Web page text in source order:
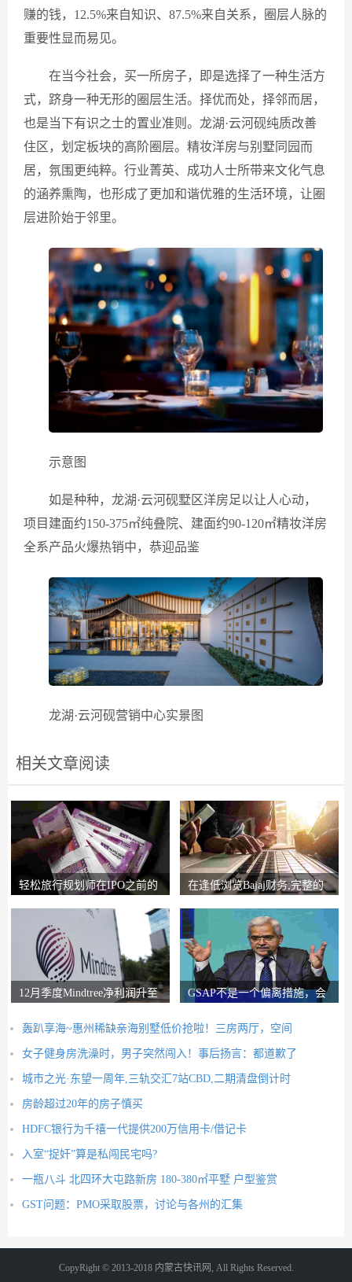
赚的钱，12.5%来自知识、87.5%来自关系，圈层人脉的
重要性显而易见。
在当今社会，买一所房子，即是选择了一种生活方
式，跻身一种无形的圈层生活。择优而处，择邻而居，
也是当下有识之士的置业准则。龙湖·云河砚纯质改善
住区，划定板块的高阶圈层。精妆洋房与别墅同园而
居，氛围更纯粹。行业菁英、成功人士所带来文化气息
的涵养熏陶，也形成了更加和谐优雅的生活环境，让圈
层进阶始于邻里。
示意图
如是种种，龙湖·云河砚墅区洋房足以让人心动，
项目建面约150-375㎡纯叠院、建面约90-120㎡精妆洋房
全系产品火爆热销中，恭迎品鉴
龙湖·云河砚营销中心实景图
相关文章阅读
轻松旅行规划师在IPO之前的
在逢低浏览Bajaj财务;完整的
12月季度Mindtree净利润升至
GSAP不是一个偏离措施，会
轰趴享海~惠州稀缺亲海别墅低价抢啦！三房两厅，空间
女子健身房洗澡时，男子突然闯入！事后扬言：都道歉了
城市之光·东望一周年,三轨交汇7站CBD,二期清盘倒计时
房龄超过20年的房子慎买
HDFC银行为千禧一代提供200万信用卡/借记卡
入室“捉奸”算是私闯民宅吗?
一瓶八斗 北四环大屯路新房 180-380㎡平墅 户型鉴赏
GST问题：PMO采取股票，讨论与各州的汇集
CopyRight © 2013-2018 内蒙古快讯网, All Rights Reserved.